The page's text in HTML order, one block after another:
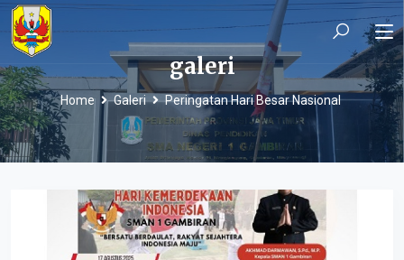
galeri
Home Galeri Peringatan Hari Besar Nasional